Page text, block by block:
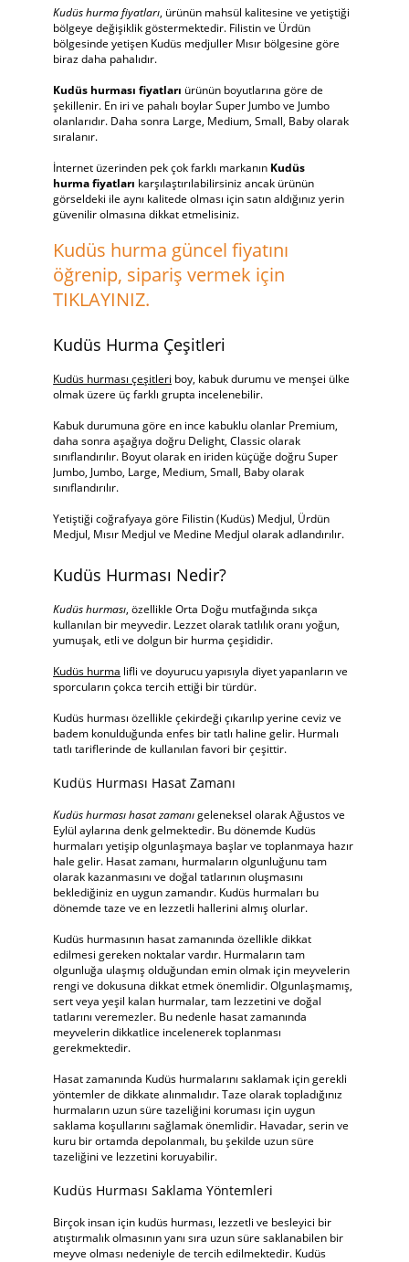
Kudüs hurma fiyatları, ürünün mahsül kalitesine ve yetiştiği
bölgeye değişiklik göstermektedir. Filistin ve Ürdün
bölgesinde yetişen Kudüs medjuller Mısır bölgesine göre
biraz daha pahalıdır.
Kudüs hurması fiyatları ürünün boyutlarına göre de
şekillenir. En iri ve pahalı boylar Super Jumbo ve Jumbo
olanlarıdır. Daha sonra Large, Medium, Small, Baby olarak
sıralanır.
İnternet üzerinden pek çok farklı markanın Kudüs
hurma fiyatları karşılaştırılabilirsiniz ancak ürünün
görseldeki ile aynı kalitede olması için satın aldığınız yerin
güvenilir olmasına dikkat etmelisiniz.
Kudüs hurma güncel fiyatını
öğrenip, sipariş vermek için
TIKLAYINIZ.
Kudüs Hurma Çeşitleri
Kudüs hurması çeşitleri boy, kabuk durumu ve menşei ülke
olmak üzere üç farklı grupta incelenebilir.
Kabuk durumuna göre en ince kabuklu olanlar Premium,
daha sonra aşağıya doğru Delight, Classic olarak
sınıflandırılır. Boyut olarak en iriden küçüğe doğru Super
Jumbo, Jumbo, Large, Medium, Small, Baby olarak
sınıflandırılır.
Yetiştiği coğrafyaya göre Filistin (Kudüs) Medjul, Ürdün
Medjul, Mısır Medjul ve Medine Medjul olarak adlandırılır.
Kudüs Hurması Nedir?
Kudüs hurması, özellikle Orta Doğu mutfağında sıkça
kullanılan bir meyvedir. Lezzet olarak tatlılık oranı yoğun,
yumuşak, etli ve dolgun bir hurma çeşididir.
Kudüs hurma lifli ve doyurucu yapısıyla diyet yapanların ve
sporcuların çokca tercih ettiği bir türdür.
Kudüs hurması özellikle çekirdeği çıkarılıp yerine ceviz ve
badem konulduğunda enfes bir tatlı haline gelir. Hurmalı
tatlı tariflerinde de kullanılan favori bir çeşittir.
Kudüs Hurması Hasat Zamanı
Kudüs hurması hasat zamanıgeleneksel olarak Ağustos ve
Eylül aylarına denk gelmektedir. Bu dönemde Kudüs
hurmaları yetişip olgunlaşmaya başlar ve toplanmaya hazır
hale gelir. Hasat zamanı, hurmaların olgunluğunu tam
olarak kazanmasını ve doğal tatlarının oluşmasını
beklediğiniz en uygun zamandır. Kudüs hurmaları bu
dönemde taze ve en lezzetli hallerini almış olurlar.
Kudüs hurmasının hasat zamanında özellikle dikkat
edilmesi gereken noktalar vardır. Hurmaların tam
olgunluğa ulaşmış olduğundan emin olmak için meyvelerin
rengi ve dokusuna dikkat etmek önemlidir. Olgunlaşmamış,
sert veya yeşil kalan hurmalar, tam lezzetini ve doğal
tatlarını veremezler. Bu nedenle hasat zamanında
meyvelerin dikkatlice incelenerek toplanması
gerekmektedir.
Hasat zamanında Kudüs hurmalarını saklamak için gerekli
yöntemler de dikkate alınmalıdır. Taze olarak topladığınız
hurmaların uzun süre tazeliğini koruması için uygun
saklama koşullarını sağlamak önemlidir. Havadar, serin ve
kuru bir ortamda depolanmalı, bu şekilde uzun süre
tazeliğini ve lezzetini koruyabilir.
Kudüs Hurması Saklama Yöntemleri
Birçok insan için kudüs hurması, lezzetli ve besleyici bir
atıştırmalık olmasının yanı sıra uzun süre saklanabilen bir
meyve olması nedeniyle de tercih edilmektedir. Kudüs